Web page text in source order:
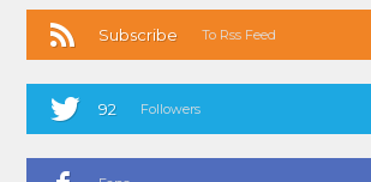
Subscribe To Rss Feed
92 Followers